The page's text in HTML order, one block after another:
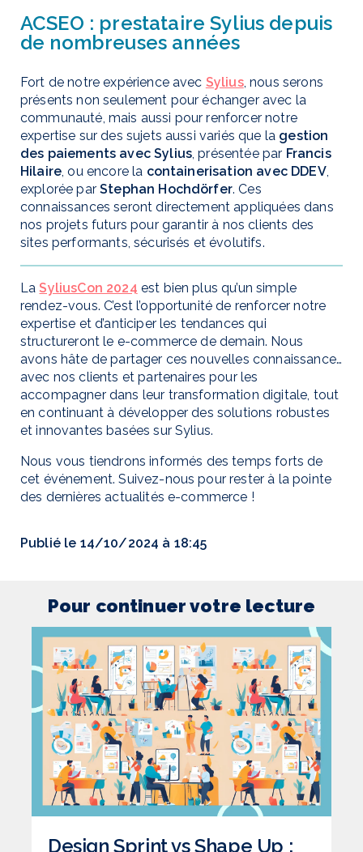
ACSEO : prestataire Sylius depuis
de nombreuses années
Fort de notre expérience avec Sylius, nous serons
présents non seulement pour échanger avec la
communauté, mais aussi pour renforcer notre
expertise sur des sujets aussi variés que la gestion
des paiements avec Sylius , présentée par Francis
Hilaire , ou encore la containerisation avec DDEV,
explorée parStephan Hochdörfer. Ces
connaissances seront directement appliquées dans
nos projets futurs pour garantir à nos clients des
sites performants, sécurisés et évolutifs.
LaSyliusCon 2024 est bien plus qu’un simple
rendez-vous. C’est l’opportunité de renforcer notre
expertise et d’anticiper les tendances qui
structureront le e-commerce de demain. Nous
avons hâte de partager ces nouvelles connaissances
avec nos clients et partenaires pour les
accompagner dans leur transformation digitale, tout
en continuant à développer des solutions robustes
et innovantes basées sur Sylius.
Nous vous tiendrons informés des temps forts de
cet événement. Suivez-nous pour rester à la pointe
des dernières actualités e-commerce !
Publié le 14/10/2024 à 18:45
Pour continuer votre lecture
Design Sprint vs Shape Up :